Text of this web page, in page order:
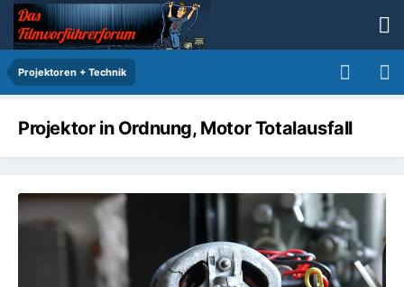
Projektoren + Technik
Projektor in Ordnung, Motor Totalausfall